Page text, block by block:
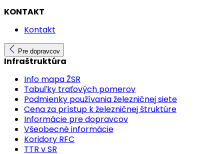
KONTAKT
Kontakt
Pre dopravcov
Infraštruktúra
Info mapa ŽSR
Tabuľky traťových pomerov
Podmienky používania železničnej siete
Cena za prístup k železničnej štruktúre
Informácie pre dopravcov
Všeobecné informácie
Koridory RFC
TTR v SR